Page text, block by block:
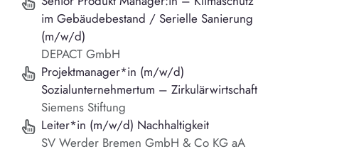
im Gebäudebestand / Serielle Sanierung
(m/w/d)
DEPACT GmbH
Projektmanager*in (m/w/d)
Sozialunternehmertum – Zirkulärwirtschaft
Siemens Stiftung
Leiter*in (m/w/d) Nachhaltigkeit
SV Werder Bremen GmbH & Co KG aA